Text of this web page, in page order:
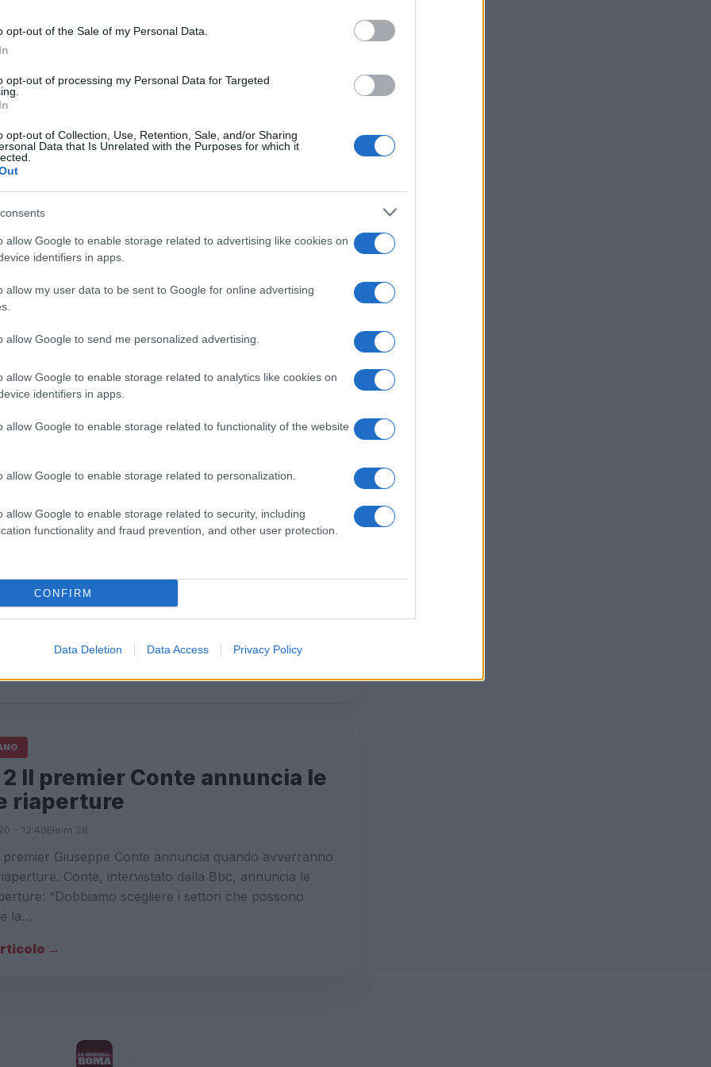
opt-out of the Sale of my Personal Data.
opt-out of processing my Personal Data for Targeted
opt-out of Collection, Use, Retention, Sale, and/or Sharing
Data that Is Unrelated with the Purposes for which it
allow Google to enable storage related to advertising like cookies on
identifiers in apps.
allow my user data to be sent to Google for online advertising
allow Google to send me personalized advertising.
allow Google to enable storage related to analytics like cookies on
identifiers in apps.
allow Google to enable storage related to functionality of the website
allow Google to enable storage related to personalization.
allow Google to enable storage related to security, including
functionality and fraud prevention, and other user protection.
CONFIRM
Data Deletion Data Access Privacy Policy
- 11:46
– Dal 26 aprile l’Italia torna in ‘giallo’: tutte le novità
UFFICIALE – Dal 26 aprile l’Italia torna in ‘giallo’.
→
Si studiano altre
- 08:00
aziende della moda, cantieri edili, mobilifici: attività
dall’Inail a basso rischio. Sempre tenendo sotto
i…
→
4 maggio: ancora
- 08:17Eleim 28
ancora nessun piano sulle riaperture. Una fonte ai
5 stelle fa trapelare: “La Francia e la Germania hanno
preciso: date e modalità,…
→
2 Il premier Conte annuncia le
riaperture
- 12:40Eleim 28
premier Giuseppe Conte annuncia quando avverranno
Conte, intervistato dalla Bbc, annuncia le
“Dobbiamo scegliere i settori che possono
la…
→